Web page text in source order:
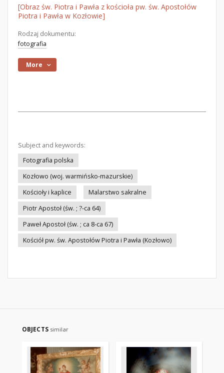
[Obraz św. Piotra i Pawła z kościoła pw. św. Apostołów
Piotra i Pawła w Kozłowie]
Rodzaj dokumentu:
fotografia
More
Subject and keywords:
Fotografia polska
Kozłowo (woj. warmińsko-mazurskie)
Kościoły i kaplice
Malarstwo sakralne
Piotr Apostoł (św. ; ?-ca 64)
Paweł Apostoł (św. ; ca 8-ca 67)
Kościół pw. św. Apostołów Piotra i Pawła (Kozłowo)
OBJECTS similar